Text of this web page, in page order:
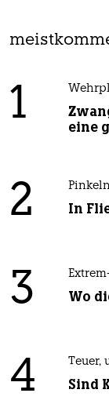
1
eine
2 In
3 Wo
4 Teuer,
Sind